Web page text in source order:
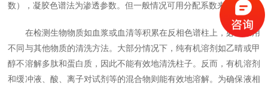
数），凝胶色谱法为渗透参数。但一般情况可用分配系数来表示。
在检测生物物质如血浆或血清等积累在反相色谱柱上，必须采用
不同与其他物质的清洗方法。大部分情况下，纯有机溶剂如乙晴或甲
醇不溶解多肽和蛋白质，因此不能有效地清洗柱子。反而，有机溶剂
和缓冲液、酸、离子对试剂等的混合物则能有效地溶解。为确保液相